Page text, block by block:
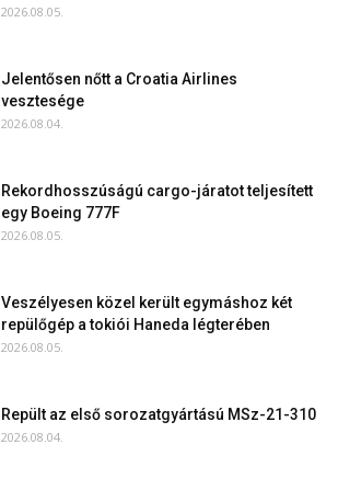
2026.08.05.
Jelentősen nőtt a Croatia Airlines
vesztesége
2026.08.04.
Rekordhosszúságú cargo-járatot teljesített
egy Boeing 777F
2026.08.05.
Veszélyesen közel került egymáshoz két
repülőgép a tokiói Haneda légterében
2026.08.05.
Repült az első sorozatgyártású MSz-21-310
2026.08.04.